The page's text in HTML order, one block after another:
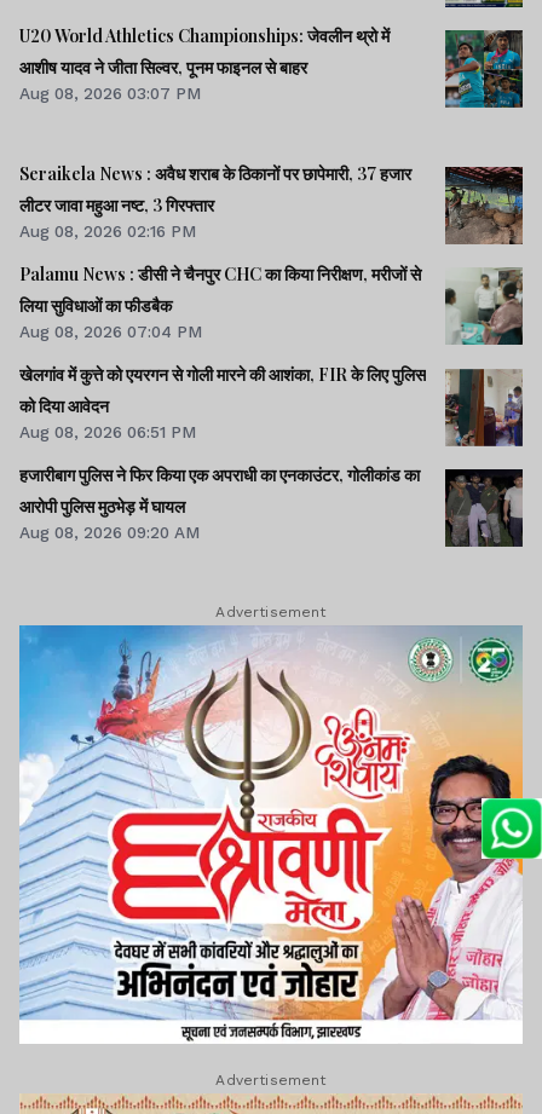
U20 World Athletics Championships: जेवलीन थ्रो में
आशीष यादव ने जीता सिल्वर, पूनम फाइनल से बाहर
Aug 08, 2026 03:07 PM
Seraikela News : अवैध शराब के ठिकानों पर छापेमारी, 37 हजार
लीटर जावा महुआ नष्ट, 3 गिरफ्तार
Aug 08, 2026 02:16 PM
Palamu News : डीसी ने चैनपुर CHC का किया निरीक्षण, मरीजों से
लिया सुविधाओं का फीडबैक
Aug 08, 2026 07:04 PM
खेलगांव में कुत्ते को एयरगन से गोली मारने की आशंका, FIR के लिए पुलिस
को दिया आवेदन
Aug 08, 2026 06:51 PM
हजारीबाग पुलिस ने फिर किया एक अपराधी का एनकाउंटर, गोलीकांड का
आरोपी पुलिस मुठभेड़ में घायल
Aug 08, 2026 09:20 AM
Advertisement
Advertisement